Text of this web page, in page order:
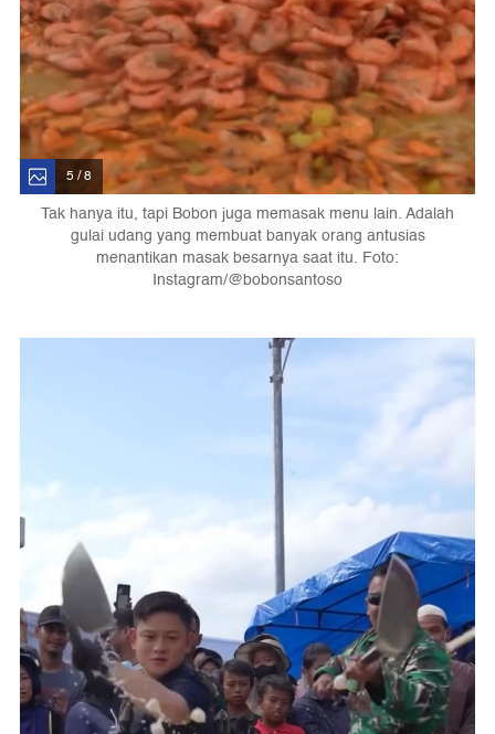
5 / 8
Tak hanya itu, tapi Bobon juga memasak menu lain. Adalah
gulai udang yang membuat banyak orang antusias
menantikan masak besarnya saat itu. Foto:
Instagram/@bobonsantoso